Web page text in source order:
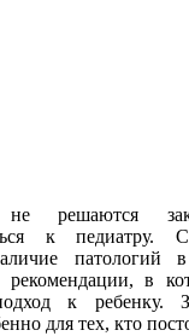
решаются
к педиатру.
патологий
в
к ребенку.
для тех, кто